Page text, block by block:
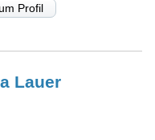
Profil
Lauer